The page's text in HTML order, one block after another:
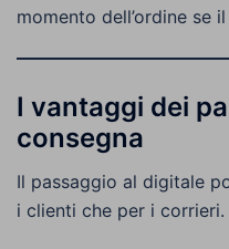
momento dell’ordine se
I vantaggi dei
consegna
Il passaggio al digitale
i clienti che per i corrieri.